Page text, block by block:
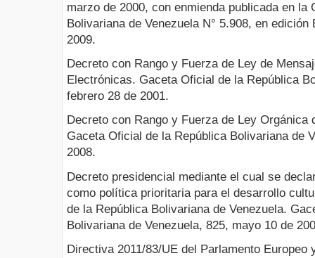
marzo de 2000, con enmienda publicada en la
Bolivariana de Venezuela N° 5.908, en
2009.
Decreto con Rango y Fuerza de Ley de
Electrónicas. Gaceta Oficial de la República
febrero 28 de 2001.
Decreto con Rango y Fuerza de Ley Orgánica
Gaceta Oficial de la República Bolivariana de
2008.
Decreto presidencial mediante el cual se
como política prioritaria para el desarrollo
de la República Bolivariana de Venezuela.
Bolivariana de Venezuela, 825, mayo 10 de
Directiva 2011/83/UE del Parlamento